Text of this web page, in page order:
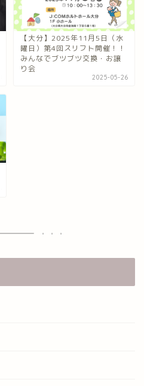
【大分】2025年11月5日（水
曜日）第4回スリフト開催！！
みんなでブツブツ交換・お譲
り会
2025-05-26